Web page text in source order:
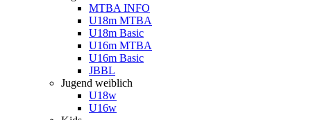
MTBA INFO
U18m MTBA
U18m Basic
U16m MTBA
U16m Basic
JBBL
Jugend weiblich
U18w
U16w